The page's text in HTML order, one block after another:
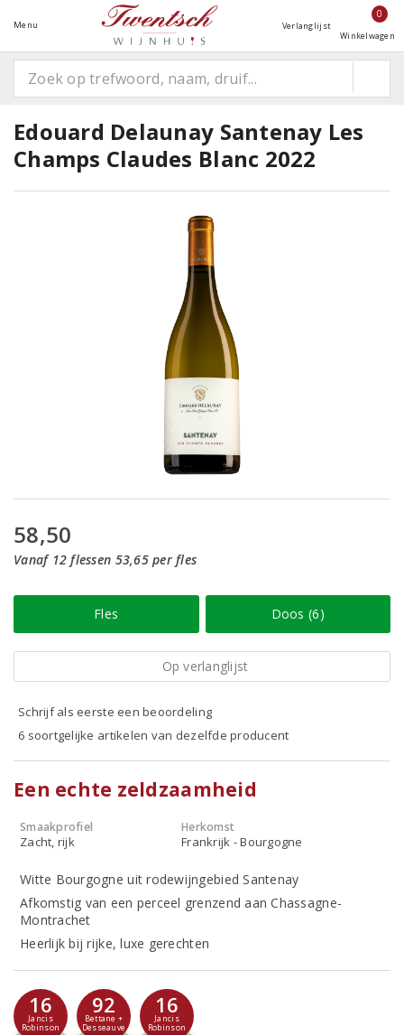
Menu Verlanglijst
0
Winkelwagen
Edouard Delaunay Santenay Les
Champs Claudes Blanc 2022
58,50
Vanaf 12 flessen 53,65 per fles
Fles Doos (6)
Op verlanglijst
Schrijf als eerste een beoordeling
6 soortgelijke artikelen van dezelfde producent
Een echte zeldzaamheid
Smaakprofiel
Zacht, rijk
Herkomst
Frankrijk - Bourgogne
Witte Bourgogne uit rodewijngebied Santenay
Afkomstig van een perceel grenzend aan Chassagne-
Montrachet
Heerlijk bij rijke, luxe gerechten
16
Jancis
Robinson
92
Bettane +
Desseauve
16
Jancis
Robinson